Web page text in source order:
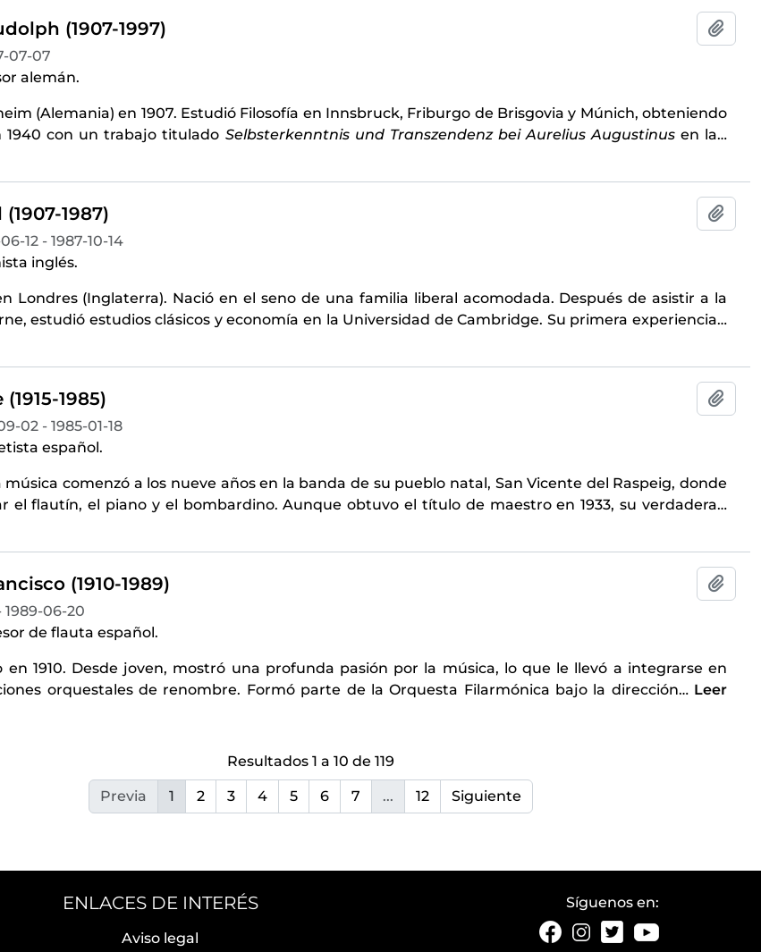
(1907-1997)
07-07
alemán.
(Alemania) en 1907. Estudió Filosofía en Innsbruck, Friburgo de Brisgovia y Múnich, obteniendo
1940 con un trabajo titulado Selbsterkenntnis und Transzendenz bei Aurelius Augustinusen la…
1987)
12 - 1987-10-14
inglés.
Londres (Inglaterra). Nació en el seno de una familia liberal acomodada. Después de asistir a la
estudió estudios clásicos y economía en la Universidad de Cambridge. Su primera experiencia…
1985)
02 - 1985-01-18
español.
música comenzó a los nueve años en la banda de su pueblo natal, San Vicente del Raspeig, donde
el flautín, el piano y el bombardino. Aunque obtuvo el título de maestro en 1933, su verdadera…
(1910-1989)
1989-06-20
de flauta español.
en 1910. Desde joven, mostró una profunda pasión por la música, lo que le llevó a integrarse en
orquestales de renombre. Formó parte de la Orquesta Filarmónica bajo la dirección… Leer
Resultados 1 a 10 de 119
Previa 1 2 3 4 5 6 7 ... 12 Siguiente
ENLACES DE INTERÉS
Aviso legal
Síguenos en: